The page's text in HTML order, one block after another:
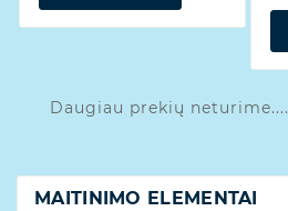
Daugiau prekių neturime....
MAITINIMO ELEMENTAI